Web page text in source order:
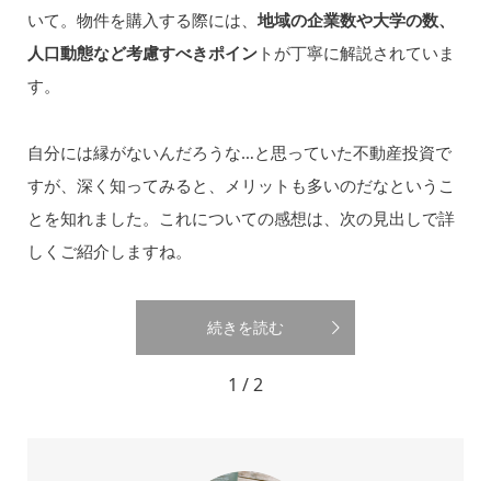
いて。物件を購入する際には、 地域の企業数や大学の数、
人口動態など考慮すべきポイントが丁寧に解説されていま
す。
自分には縁がないんだろうな…と思っていた不動産投資で
すが、深く知ってみると、メリットも多いのだなというこ
とを知れました。これについての感想は、次の見出しで詳
しくご紹介しますね。
続きを読む
1 / 2